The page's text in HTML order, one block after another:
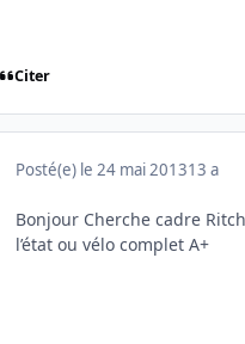
Citer
Posté(e) le 24 mai 201313 a
Bonjour Cherche cadre
l’état ou vélo complet A+